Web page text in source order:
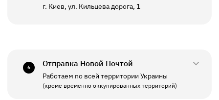
К данному отделению возможна отправка *
г. Киев, ул. Кильцева дорога, 1
+380(67)550-7641
ПН - ПТ
11:00 - 19:00
Выходной
6 Отправка Новой Почтой
Работаем по всей территории Украины
(кроме временно оккупированных территорий)